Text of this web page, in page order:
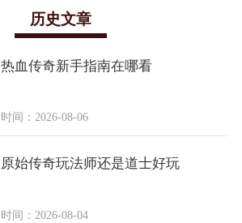
历史文章
热血传奇新手指南在哪看
时间：2026-08-06
原始传奇玩法师还是道士好玩
时间：2026-08-04